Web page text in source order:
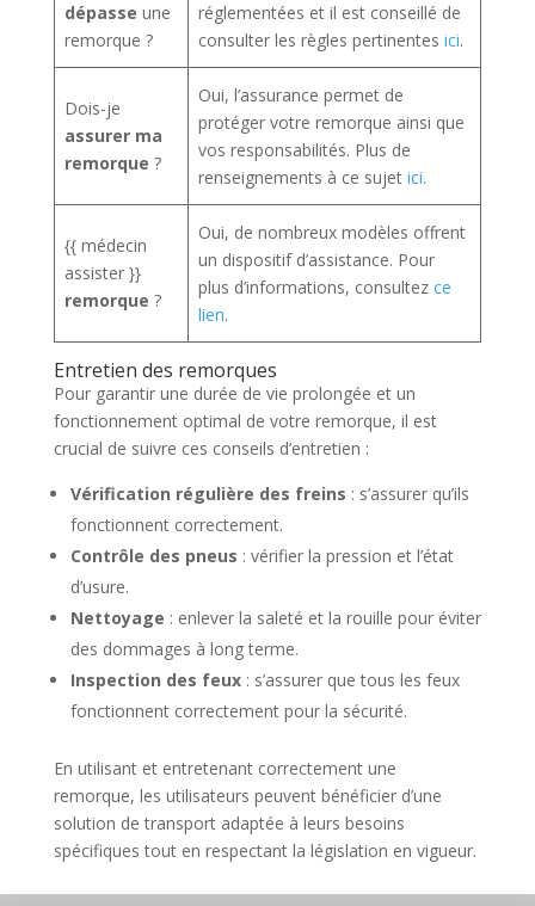
dépasse une
remorque ?
réglementées et il est conseillé de
consulter les règles pertinentes ici.
Dois-je
assurer ma
remorque ?
Oui, l’assurance permet de
protéger votre remorque ainsi que
vos responsabilités. Plus de
renseignements à ce sujet ici.
{{ médecin
assister }}
remorque ?
Oui, de nombreux modèles offrent
un dispositif d’assistance. Pour
plus d’informations, consultez ce
lien.
Entretien des remorques
Pour garantir une durée de vie prolongée et un
fonctionnement optimal de votre remorque, il est
crucial de suivre ces conseils d’entretien :
Vérification régulière des freins : s’assurer qu’ils
fonctionnent correctement.
Contrôle des pneus : vérifier la pression et l’état
d’usure.
Nettoyage : enlever la saleté et la rouille pour éviter
des dommages à long terme.
Inspection des feux: s’assurer que tous les feux
fonctionnent correctement pour la sécurité.
En utilisant et entretenant correctement une
remorque, les utilisateurs peuvent bénéficier d’une
solution de transport adaptée à leurs besoins
spécifiques tout en respectant la législation en vigueur.